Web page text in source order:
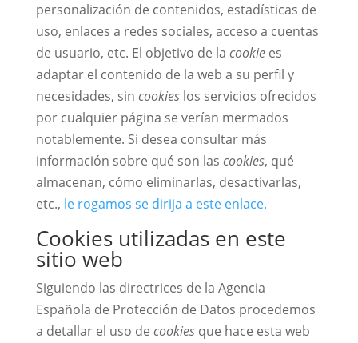
personalización de contenidos, estadísticas de
uso, enlaces a redes sociales, acceso a cuentas
de usuario, etc. El objetivo de la cookiees
adaptar el contenido de la web a su perfil y
necesidades, sin cookieslos servicios ofrecidos
por cualquier página se verían mermados
notablemente. Si desea consultar más
información sobre qué son las cookies, qué
almacenan, cómo eliminarlas, desactivarlas,
etc., le rogamos se dirija a este enlace.
Cookies utilizadas en este
sitio web
Siguiendo las directrices de la Agencia
Española de Protección de Datos procedemos
a detallar el uso de cookiesque hace esta web